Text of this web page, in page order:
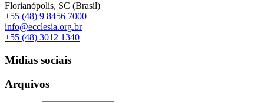
Florianópolis, SC (Brasil)
+55 (48) 9 8456 7000
info@ecclesia.org.br
+55 (48) 3012 1340
Mídias sociais
Arquivos